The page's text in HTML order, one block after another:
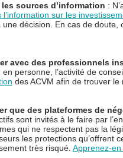
sources d’information :
l’information sur les
une décision. En cas de doute,
avec des professionnels
en personne, l’activité de
des ACVM afin de trouver
que des plateformes de
sont invités à le faire par
qui ne respectent pas la
les protections qu’offrent
très risqué. Apprenez-en